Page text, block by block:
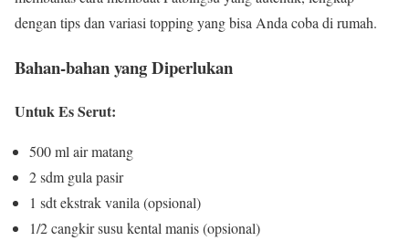
dengan tips dan variasi topping yang bisa Anda coba di rumah.
Bahan-bahan yang Diperlukan
Untuk Es Serut:
500 ml air matang
2 sdm gula pasir
1 sdt ekstrak vanila (opsional)
1/2 cangkir susu kental manis (opsional)